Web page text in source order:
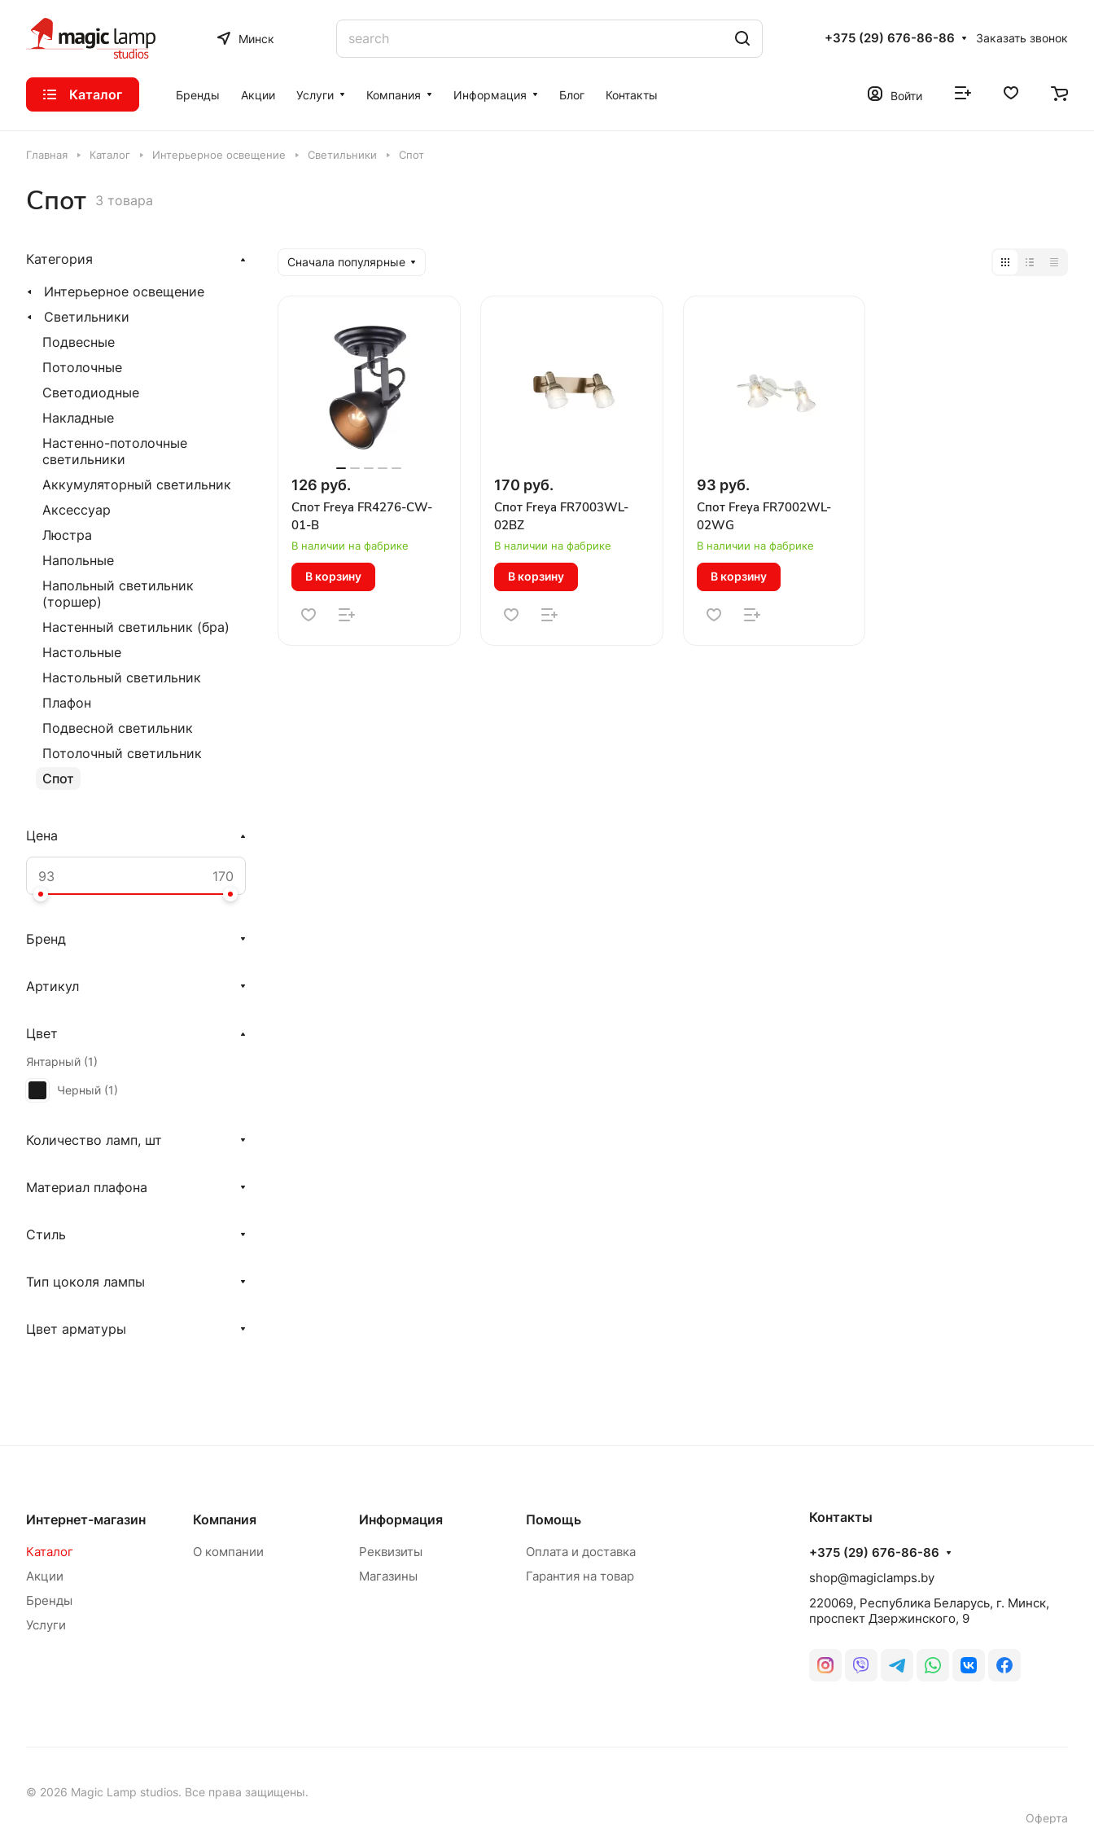
Минск +375 (29) 676-86-86 Заказать звонок
Каталог Бренды Акции Услуги Компания Информация Блог Контакты Войти
Главная Каталог Интерьерное освещение Светильники Спот
Спот 3 товара
Сначала популярные
126 руб.
Спот Freya FR4276-CW-
01-B
В наличии на фабрике
В корзину
170 руб.
Спот Freya FR7003WL-
02BZ
В наличии на фабрике
В корзину
93 руб.
Спот Freya FR7002WL-
02WG
В наличии на фабрике
В корзину
Категория
Интерьерное освещение
Светильники
Подвесные
Потолочные
Cветодиодные
Накладные
Настенно-потолочные
светильники
Аккумуляторный светильник
Аксессуар
Люстра
Напольные
Напольный светильник
(торшер)
Настенный светильник (бра)
Настольные
Настольный светильник
Плафон
Подвесной светильник
Потолочный светильник
Спот
Цена
Бренд
Артикул
Цвет
Янтарный (1)
Черный (1)
Количество ламп, шт
Материал плафона
Стиль
Тип цоколя лампы
Цвет арматуры
Интернет-магазин
Каталог
Акции
Бренды
Услуги
Компания
О компании
Информация
Реквизиты
Магазины
Помощь
Оплата и доставка
Гарантия на товар
Контакты
+375 (29) 676-86-86
shop@magiclamps.by
220069, Республика Беларусь, г. Минск,
проспект Дзержинского, 9
© 2026 Magic Lamp studios. Все права защищены.
Оферта